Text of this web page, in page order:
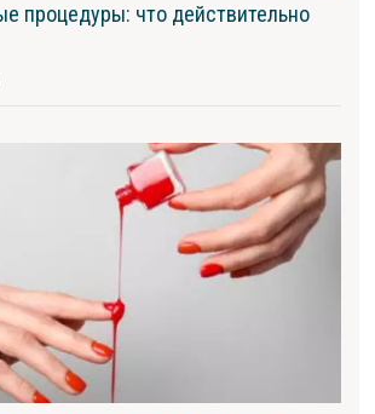
процедуры: что действительно